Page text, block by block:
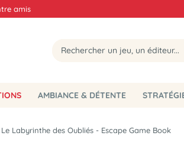
amis
AMBIANCE & DÉTENTE
Le Labyrinthe des Oubliés - Escape Game Book